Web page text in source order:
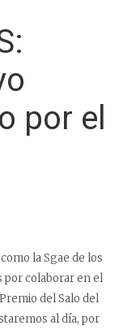
por el
la Sgae de los
por colaborar en el
del Salo del
al día, por